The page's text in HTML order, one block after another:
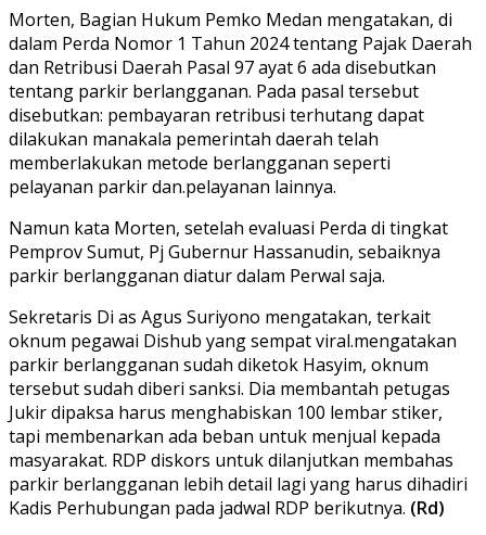
Morten, Bagian Hukum Pemko Medan mengatakan, di
dalam Perda Nomor 1 Tahun 2024 tentang Pajak Daerah
dan Retribusi Daerah Pasal 97 ayat 6 ada disebutkan
tentang parkir berlangganan. Pada pasal tersebut
disebutkan: pembayaran retribusi terhutang dapat
dilakukan manakala pemerintah daerah telah
memberlakukan metode berlangganan seperti
pelayanan parkir dan.pelayanan lainnya.
Namun kata Morten, setelah evaluasi Perda di tingkat
Pemprov Sumut, Pj Gubernur Hassanudin, sebaiknya
parkir berlangganan diatur dalam Perwal saja.
Sekretaris Di as Agus Suriyono mengatakan, terkait
oknum pegawai Dishub yang sempat viral.mengatakan
parkir berlangganan sudah diketok Hasyim, oknum
tersebut sudah diberi sanksi. Dia membantah petugas
Jukir dipaksa harus menghabiskan 100 lembar stiker,
tapi membenarkan ada beban untuk menjual kepada
masyarakat. RDP diskors untuk dilanjutkan membahas
parkir berlangganan lebih detail lagi yang harus dihadiri
Kadis Perhubungan pada jadwal RDP berikutnya. (Rd)